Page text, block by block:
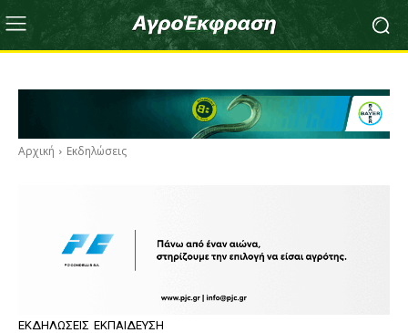
Αρχική Εκδηλώσεις
ΕΚΔΗΛΏΣΕΙΣ ΕΚΠΑΊΔΕΥΣΗ